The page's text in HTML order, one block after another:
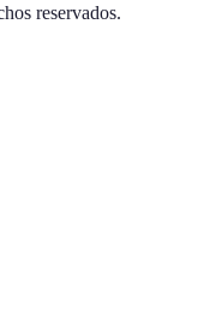
reservados.